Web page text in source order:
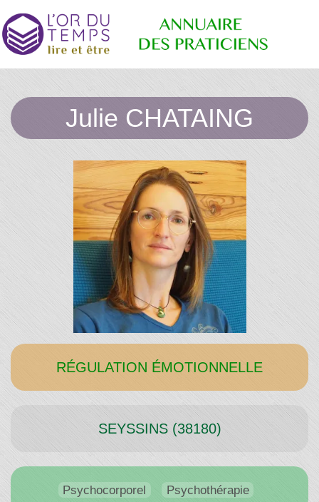
Annuaire
des
Praticiens
"L'Or du
Temps"
praticiens
conseillé
Julie CHATAING
RÉGULATION ÉMOTIONNELLE
SEYSSINS (38180)
Psychocorporel Psychothérapie